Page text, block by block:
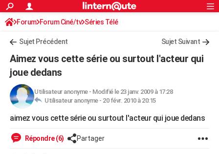
ACTUALITÉS
Politique
Société
Faits Divers
Education
Monde
Villes
+
Programme TV
TNTStreaming
Cinéma
Sorties cinéma
Musique
+FINANCE
Retraite
Impôts
Epargne
Immobilier
Risques naturels par ville
Banque
Assurance
Crédit
AUTO
Essais
Réserver un essai
Citadines
Berlines
SUV
Forum auto
HIGH-TECH
S'inscrire
Connexion
Forum Forum Ciné/tv Séries Télé
Sujet Précédent Sujet Suivant
Aimez vous cette série ou surtout l'acteur qui
joue dedans
Utilisateur anonyme- Modifié le 23 janv. 2009 à 17:28
Utilisateur anonyme - 20 févr. 2010 à 20:15
aimez vous cette série ou surtout l'acteur qui joue dedans
Répondre (6) Partager